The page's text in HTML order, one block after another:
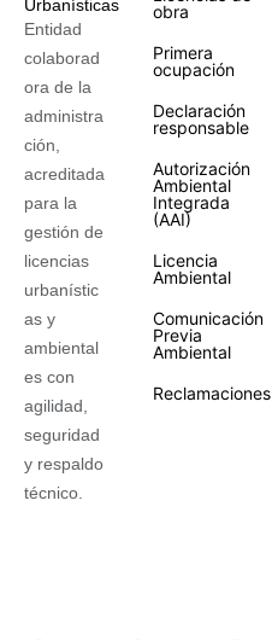
Entidad
colaborad
ora de la
administra
ción,
acreditada
para la
gestión de
licencias
urbanístic
as y
ambiental
es con
agilidad,
seguridad
y respaldo
técnico.
obra
Primera
ocupación
Declaración
responsable
Autorización
Ambiental
Integrada
(AAI)
Licencia
Ambiental
Comunicación
Previa
Ambiental
Reclamaciones